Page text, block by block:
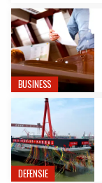
BUSINESS
DEFENSIE